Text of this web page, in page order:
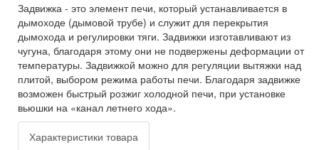
Задвижка - это элемент печи, который устанавливается в
дымоходе (дымовой трубе) и служит для перекрытия
дымохода и регулировки тяги. Задвижки изготавливают из
чугуна, благодаря этому они не подвержены деформации от
температуры. Задвижкой можно для регуляции вытяжки над
плитой, выбором режима работы печи. Благодаря задвижке
возможен быстрый розжиг холодной печи, при установке
вьюшки на «канал летнего хода».
Характеристики товара